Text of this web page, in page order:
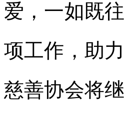
爱，一如既
项工作，助
慈善协会将